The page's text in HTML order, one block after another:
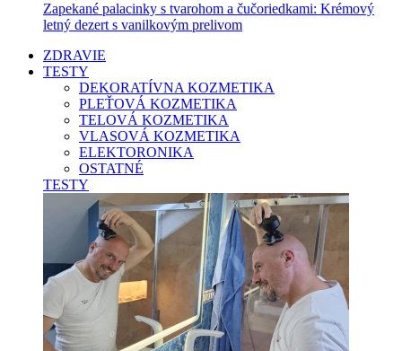
Zapekané palacinky s tvarohom a čučoriedkami: Krémový
letný dezert s vanilkovým prelivom
ZDRAVIE
TESTY
DEKORATÍVNA KOZMETIKA
PLEŤOVÁ KOZMETIKA
TELOVÁ KOZMETIKA
VLASOVÁ KOZMETIKA
ELEKTORONIKA
OSTATNÉ
TESTY